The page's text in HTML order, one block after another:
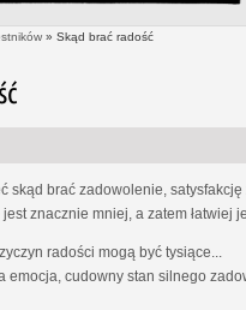
» Skąd brać radość
skąd brać zadowolenie,
znacznie mniej, a zatem łatwiej
radości mogą być tysiące...
emocja, cudowny stan silnego